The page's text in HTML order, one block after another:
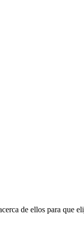
de ellos para que